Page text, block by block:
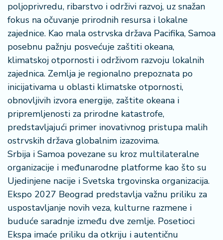
poljoprivredu, ribarstvo i održivi razvoj, uz snažan
fokus na očuvanje prirodnih resursa i lokalne
zajednice. Kao mala ostrvska država Pacifika, Samoa
posebnu pažnju posvećuje zaštiti okeana,
klimatskoj otpornosti i održivom razvoju lokalnih
zajednica. Zemlja je regionalno prepoznata po
inicijativama u oblasti klimatske otpornosti,
obnovljivih izvora energije, zaštite okeana i
pripremljenosti za prirodne katastrofe,
predstavljajući primer inovativnog pristupa malih
ostrvskih država globalnim izazovima.
Srbija i Samoa povezane su kroz multilateralne
organizacije i međunarodne platforme kao što su
Ujedinjene nacije i Svetska trgovinska organizacija.
Ekspo 2027 Beograd predstavlja važnu priliku za
uspostavljanje novih veza, kulturne razmene i
buduće saradnje između dve zemlje. Posetioci
Ekspa imaće priliku da otkriju i autentičnu